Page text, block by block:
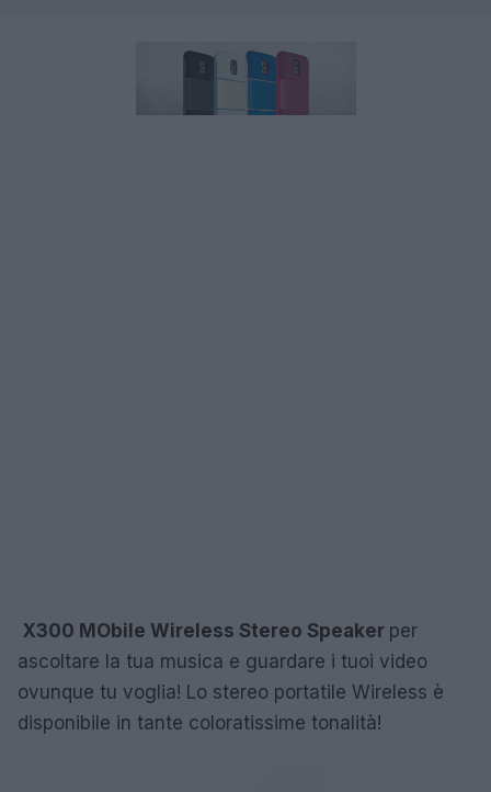
X300 MObile Wireless Stereo Speaker per
ascoltare la tua musica e guardare i tuoi video
ovunque tu voglia! Lo stereo portatile Wireless è
disponibile in tante coloratissime tonalità!